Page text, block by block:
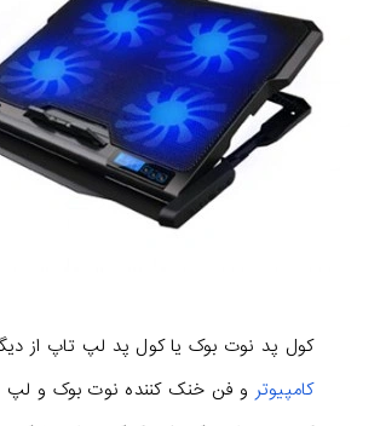
کول پد نوت بوک یا کول پد لپ تاپ از
کامپیوترو فن خنک کننده نوت بوک و لپ